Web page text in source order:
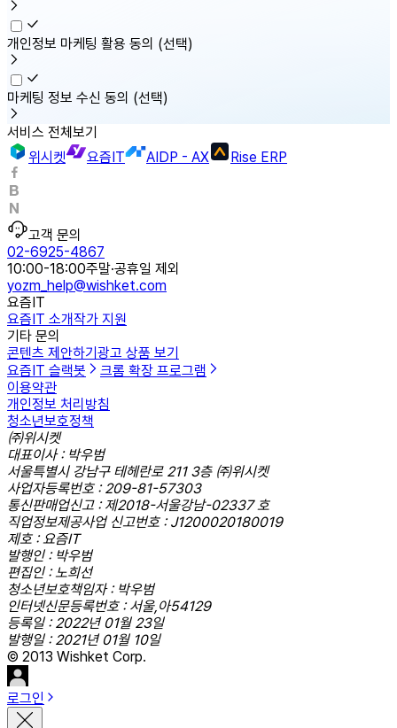
개인정보 마케팅 활용 동의 (선택)
마케팅 정보 수신 동의 (선택)
서비스 전체보기
위시켓
요즘IT AIDP - AX Rise ERP
고객 문의
02-6925-4867
10:00-18:00주말·공휴일 제외
yozm_help@wishket.com
요즘IT
요즘IT 소개작가 지원
기타 문의
콘텐츠 제안하기광고 상품 보기
요즘IT 슬랙봇
크롬 확장 프로그램
이용약관
개인정보 처리방침
청소년보호정책
㈜위시켓
대표이사 : 박우범
서울특별시 강남구 테헤란로 211 3층 ㈜위시켓
사업자등록번호 : 209-81-57303
통신판매업신고 : 제2018-서울강남-02337 호
직업정보제공사업 신고번호 : J1200020180019
제호 : 요즘IT
발행인 : 박우범
편집인 : 노희선
청소년보호책임자 : 박우범
인터넷신문등록번호 : 서울,아54129
등록일 : 2022년 01월 23일
발행일 : 2021년 01월 10일
© 2013 Wishket Corp.
로그인